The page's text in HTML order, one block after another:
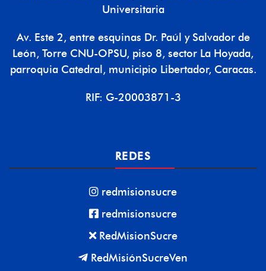
Universitaria
Av. Este 2, entre esquinas Dr. Paúl y Salvador de
León, Torre CNU-OPSU, piso 8, sector La Hoyada,
parroquia Catedral, municipio Libertador, Caracas.
RIF: G-20003871-3
REDES
redmisionsucre
redmisionsucre
RedMisionSucre
RedMisiónSucreVen